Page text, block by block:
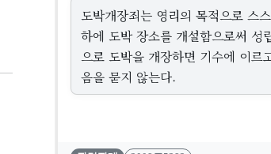
도박개장죄는 영리의 목적으로 스
하에 도박 장소를 개설함으로써 성
으로 도박을 개장하면 기수에 이르
음을 묻지 않는다.